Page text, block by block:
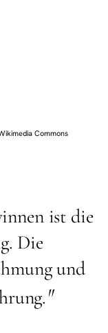
Commons
ist die
Die
und
"